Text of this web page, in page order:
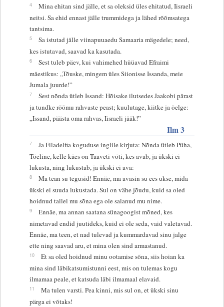
4
Mina ehitan sind jälle, et sa oleksid üles ehitatud, Iisraeli
neitsi. Sa ehid ennast jälle trummidega ja lähed rõõmsatega
tantsima.
5
Sa istutad jälle viinapuuaedu Samaaria mägedele; need,
kes istutavad, saavad ka kasutada.
6
Sest tuleb päev, kui vahimehed hüüavad Efraimi
mäestikus: „Tõuske, mingem üles Siionisse Issanda, meie
Jumala juurde!”
7
Sest nõnda ütleb Issand: Hõisake ilutsedes Jaakobi pärast
ja tundke rõõmu rahvaste peast; kuulutage, kiitke ja öelge:
„Issand, päästa oma rahvas, Iisraeli jääk!”
Ilm 3
7
Ja Filadelfia koguduse inglile kirjuta: Nõnda ütleb Püha,
Tõeline, kelle käes on Taaveti võti, kes avab, ja ükski ei
lukusta, ning lukustab, ja ükski ei ava:
8
Ma tean su tegusid! Ennäe, ma avasin su ees ukse, mida
ükski ei suuda lukustada. Sul on vähe jõudu, kuid sa oled
hoidnud tallel mu sõna ega ole salanud mu nime.
9
Ennäe, ma annan saatana sünagoogist mõned, kes
nimetavad endid juutideks, kuid ei ole seda, vaid valetavad.
Ennäe, ma teen, et nad tulevad ja kummardavad sinu jalge
ette ning saavad aru, et mina olen sind armastanud.
10
Et sa oled hoidnud minu ootamise sõna, siis hoian ka
mina sind läbikatsumistunni eest, mis on tulemas kogu
ilmamaa peale, et katsuda läbi ilmamaal elavaid.
11
Ma tulen varsti. Pea kinni, mis sul on, et ükski sinu
pärga ei võtaks!